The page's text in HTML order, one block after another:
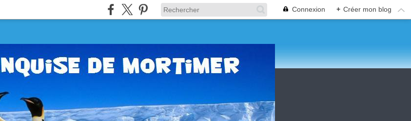
Connexion + Créer mon blog